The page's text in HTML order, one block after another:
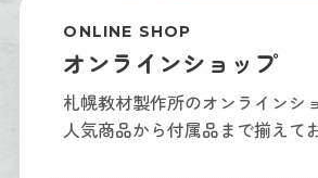
ONLINE SHOP
オンラインショップ
札幌教材製作所のオンラインシ
人気商品から付属品まで揃えて